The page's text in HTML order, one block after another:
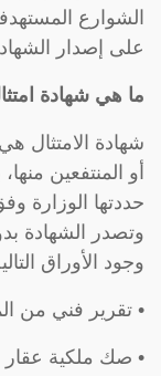
الشوارع
على إصدار
ما هي شهادة
شهادة الامتثال
أو المنتفعين
حددتها الوزارة
وتصدر الشهادة
وجود الأوراق
• تقرير فني من
• صك ملكية عقار